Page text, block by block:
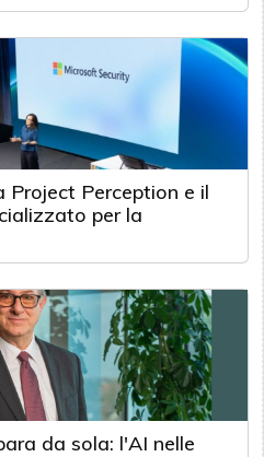
Project Perception e il
per la
da sola: l'AI nelle